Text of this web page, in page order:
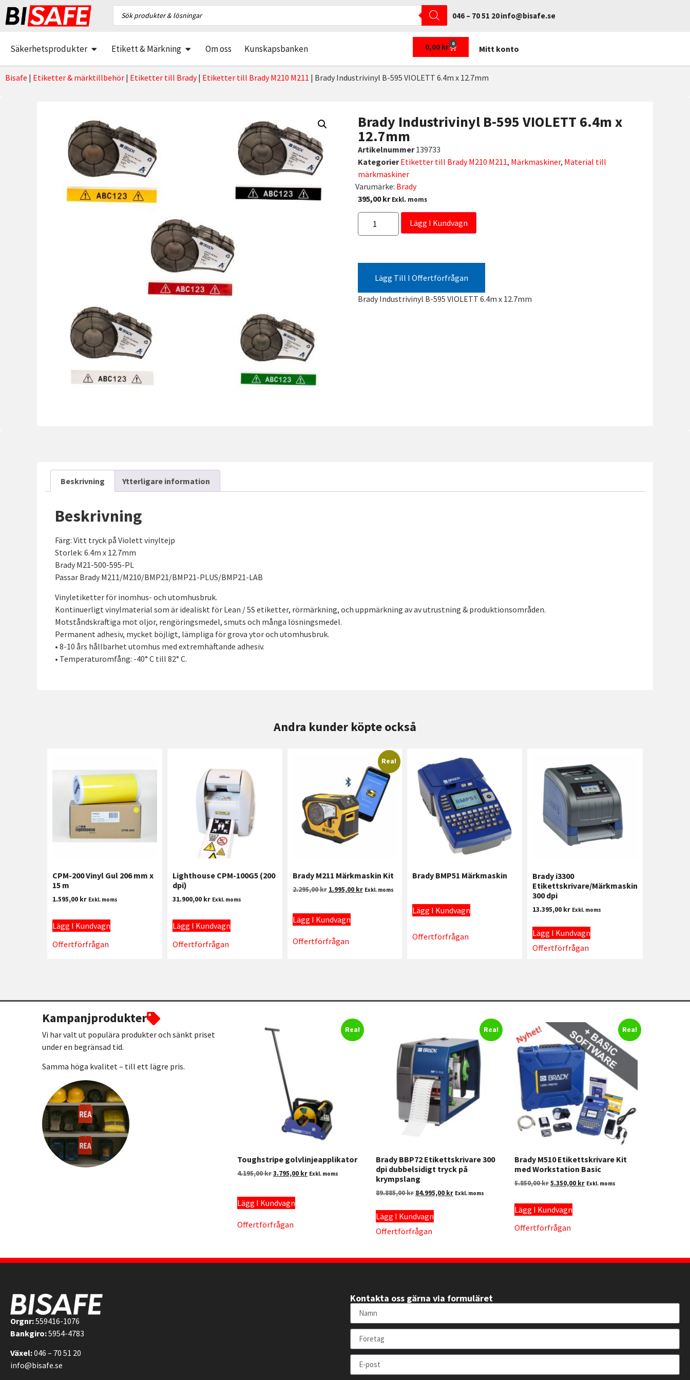
046 – 70 51 20info@bisafe.se
Säkerhetsprodukter Etikett & Märkning Om oss Kunskapsbanken 0,00 kr 0
Mitt konto
Bisafe | Etiketter & märktillbehör | Etiketter till Brady| Etiketter till Brady M210 M211 | Brady Industrivinyl B-595 VIOLETT 6.4m x 12.7mm
Brady Industrivinyl B-595 VIOLETT 6.4m x
12.7mm
Artikelnummer139733
Kategorier Etiketter till Brady M210 M211, Märkmaskiner, Material till
märkmaskiner
Varumärke: Brady
395,00kr Exkl. moms
Lägg I Kundvagn
Lägg Till I Offertförfrågan
Brady Industrivinyl B-595 VIOLETT 6.4m x 12.7mm
Beskrivning Ytterligare information
Beskrivning
Färg: Vitt tryck på Violett vinyltejp
Storlek: 6.4m x 12.7mm
Brady M21-500-595-PL
Passar Brady M211/M210/BMP21/BMP21-PLUS/BMP21-LAB
Vinyletiketter för inomhus- och utomhusbruk.
Kontinuerligt vinylmaterial som är idealiskt för Lean / 5S etiketter, rörmärkning, och uppmärkning av av utrustning & produktionsområden.
Motståndskraftiga mot oljor, rengöringsmedel, smuts och många lösningsmedel.
Permanent adhesiv, mycket böjligt, lämpliga för grova ytor och utomhusbruk.
• 8-10 års hållbarhet utomhus med extremhäftande adhesiv.
• Temperaturomfång: -40° C till 82° C.
Andra kunder köpte också
CPM-200 Vinyl Gul 206 mm x
15 m
1.595,00 kr Exkl. moms
Lägg I Kundvagn
Offertförfrågan
Lighthouse CPM-100G5 (200
dpi)
31.900,00 kr Exkl. moms
Lägg I Kundvagn
Offertförfrågan
Rea!
Brady M211 Märkmaskin Kit
2.295,00kr 1.995,00 kr Exkl. moms
Lägg I Kundvagn
Offertförfrågan
Brady BMP51 Märkmaskin
Lägg I Kundvagn
Offertförfrågan
Brady i3300
Etikettskrivare/Märkmaskin
300 dpi
13.395,00 kr Exkl. moms
Lägg I Kundvagn
Offertförfrågan
Kampanjprodukter
Vi har valt ut populära produkter och sänkt priset
under en begränsad tid.
Samma höga kvalitet – till ett lägre pris.
Rea!
Toughstripe golvlinjeapplikator
4.195,00kr3.795,00 kr Exkl. moms
Lägg I Kundvagn
Offertförfrågan
Rea!
Brady BBP72 Etikettskrivare 300
dpi dubbelsidigt tryck på
krympslang
89.885,00kr 84.995,00 kr Exkl. moms
Lägg I Kundvagn
Offertförfrågan
Rea!
Brady M510 Etikettskrivare Kit
med Workstation Basic
5.850,00kr5.350,00 kr Exkl. moms
Lägg I Kundvagn
Offertförfrågan
Orgnr:559416-1076
Bankgiro:5954-4783
Växel:046 – 70 51 20
info@bisafe.se
Kontakta oss gärna via formuläret